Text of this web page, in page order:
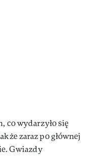
co wydarzyło się
zaraz po głównej
Gwiazdy